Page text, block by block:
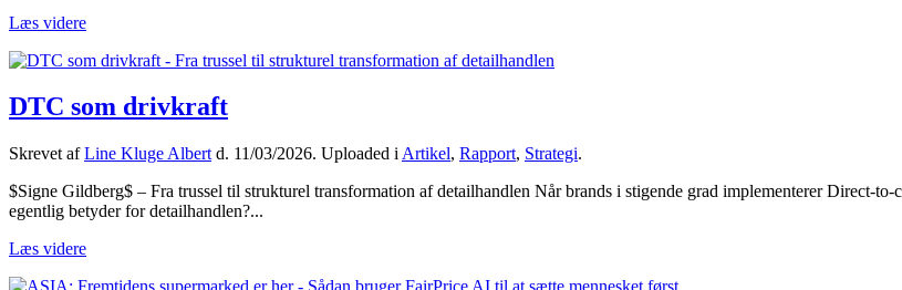
Læs videre
DTC som drivkraft
Skrevet afLine Kluge Albert d. 11/03/2026. Uploaded i Artikel, Rapport, Strategi.
$Signe Gildberg$ – Fra trussel til strukturel transformation af detailhandlen Når brands i stigende grad implementerer Direct-
egentlig betyder for detailhandlen?...
Læs videre